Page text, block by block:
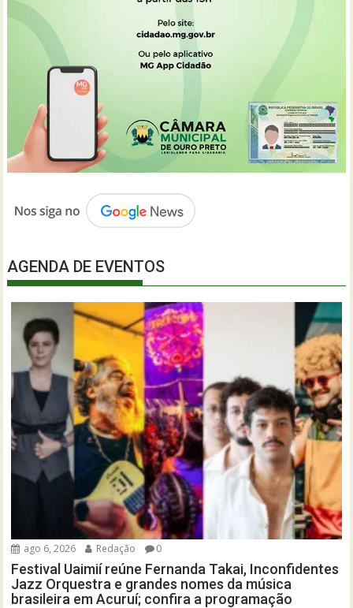
AGENDA DE EVENTOS
ago 6, 2026 Redação 0
Festival Uaimií reúne Fernanda Takai, Inconfidentes
Jazz Orquestra e grandes nomes da música
brasileira em Acuruí; confira a programação